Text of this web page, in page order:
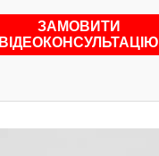
ЗАМОВИТИ
ВІДЕОКОНСУЛЬТАЦІЮ